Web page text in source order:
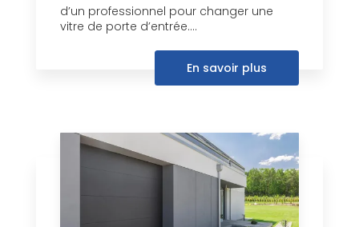
d’un professionnel pour changer une
vitre de porte d’entrée....
En savoir plus